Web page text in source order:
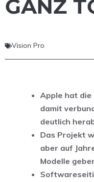
GANZ
Vision Pro
Apple hat
damit
deutlich
Das Projekt
aber auf
Modelle